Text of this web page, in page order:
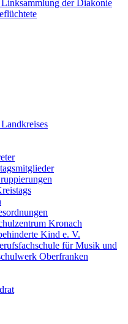
der Diakonie
Kronach
Kind e. V.
für Musik und
Oberfranken